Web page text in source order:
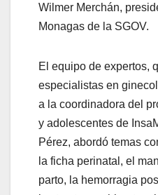
Wilmer Merchán,
Monagas de la SGOV.
El equipo de expertos,
especialistas en
a la coordinadora del
y adolescentes de
Pérez, abordó temas
la ficha perinatal, el
parto, la hemorragia